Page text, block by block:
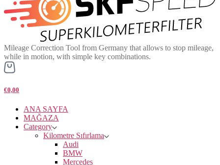
Mileage Correction Tool from Germany that allows to stop mileage,
while in motion, with simple key combinations.
€0,00
ANA SAYFA
MAĞAZA
Category
Kilometre Sıfırlama
Audi
BMW
Mercedes